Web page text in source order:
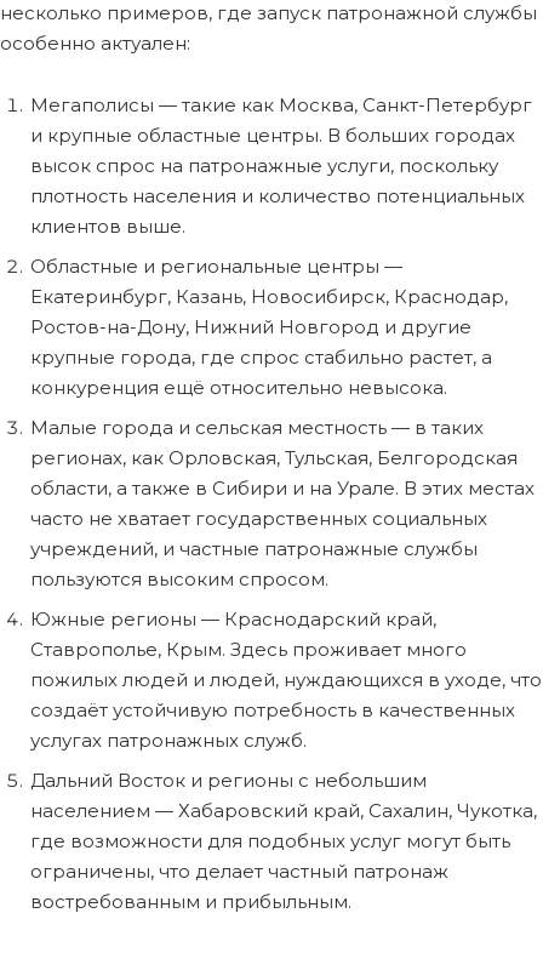
несколько примеров, где запуск патронажной службы
особенно актуален:
Мегаполисы — такие как Москва, Санкт-Петербург
и крупные областные центры. В больших городах
высок спрос на патронажные услуги, поскольку
плотность населения и количество потенциальных
клиентов выше.
Областные и региональные центры —
Екатеринбург, Казань, Новосибирск, Краснодар,
Ростов-на-Дону, Нижний Новгород и другие
крупные города, где спрос стабильно растет, а
конкуренция ещё относительно невысока.
Малые города и сельская местность — в таких
регионах, как Орловская, Тульская, Белгородская
области, а также в Сибири и на Урале. В этих местах
часто не хватает государственных социальных
учреждений, и частные патронажные службы
пользуются высоким спросом.
Южные регионы — Краснодарский край,
Ставрополье, Крым. Здесь проживает много
пожилых людей и людей, нуждающихся в уходе, что
создаёт устойчивую потребность в качественных
услугах патронажных служб.
Дальний Восток и регионы с небольшим
населением — Хабаровский край, Сахалин, Чукотка,
где возможности для подобных услуг могут быть
ограничены, что делает частный патронаж
востребованным и прибыльным.